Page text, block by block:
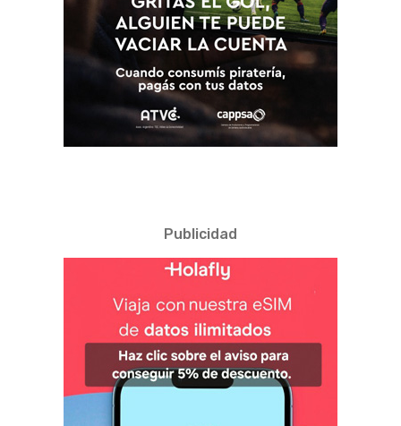
Publicidad